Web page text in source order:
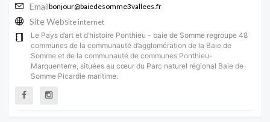
Emailbonjour@baiedesomme3vallees.fr
Site WebSite internet
Le Pays d’art et d’histoire Ponthieu - baie de Somme regroupe 48
communes de la communauté d’agglomération de la Baie de
Somme et de la communauté de communes Ponthieu-
Marquenterre, situées au cœur du Parc naturel régional Baie de
Somme Picardie maritime.